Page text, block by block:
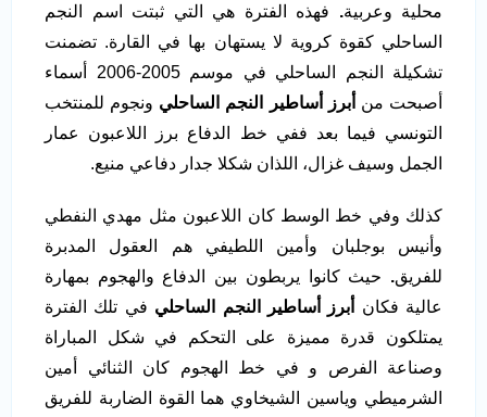
محلية وعربية. فهذه الفترة هي التي ثبتت اسم النجم
الساحلي كقوة كروية لا يستهان بها في القارة. تضمنت
تشكيلة النجم الساحلي في موسم 2005-2006 أسماء
أصبحت من أبرز أساطير النجم الساحلي ونجوم للمنتخب
التونسي فيما بعد ففي خط الدفاع برز اللاعبون عمار
الجمل وسيف غزال، اللذان شكلا جدار دفاعي منيع.
كذلك وفي خط الوسط كان اللاعبون مثل مهدي النفطي
وأنيس بوجلبان وأمين اللطيفي هم العقول المدبرة
للفريق. حيث كانوا يربطون بين الدفاع والهجوم بمهارة
عالية فكان
أبرز أساطير النجم الساحلي في تلك الفترة
يمتلكون قدرة مميزة على التحكم في شكل المباراة
وصناعة الفرص و في خط الهجوم كان الثنائي أمين
الشرميطي وياسين الشيخاوي هما القوة الضاربة للفريق